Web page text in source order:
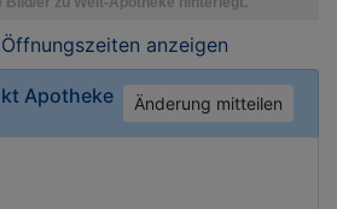
anzeigen
Apotheke Änderung mitteilen